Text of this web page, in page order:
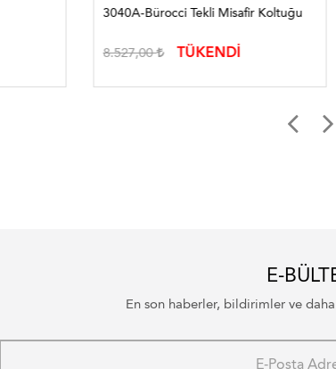
3040A-Bürocci Tekli Misafir Koltuğu
8.527,00 TÜKENDİ
E-
En son haberler, bildirimler ve